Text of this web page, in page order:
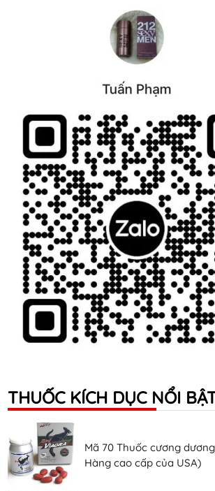
THUỐC KÍCH DỤC NỔI
Mã 70 Thuốc cương
Hàng cao cấp của USA)